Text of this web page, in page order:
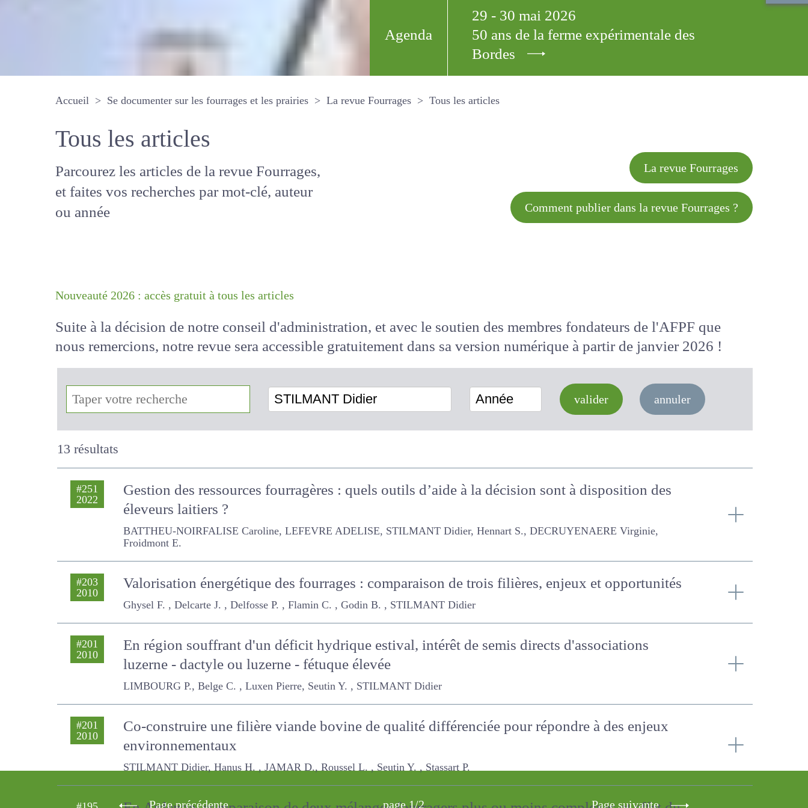
Agenda
29 - 30 mai 2026
50 ans de la ferme expérimentale des
Bordes
Accueil Se documenter sur les fourrages et les prairies La revue Fourrages Tous les articles
Tous les articles
Parcourez les articles de la revue
Fourrages, et faites vos recherches par
mot-clé, auteur ou année
La revue Fourrages
Comment publier dans la revue Fourrages ?
Suite à la décision de notre conseil d'administration, et avec le soutien des membres fondateurs de l'AFPF que
nous remercions, notre revue sera accessiblegratuitementdans sa version numériqueà partir de janvier 2026
!
STILMANT Didier Année valider annuler
13 résultats
#251
2022
Gestion des ressources fourragères : quels outils d’aide à la décision sont à disposition des
éleveurs laitiers ?
BATTHEU-NOIRFALISE Caroline, LEFEVRE ADELISE, STILMANT Didier, Hennart S., DECRUYENAERE Virginie, Froidmont E.
#203
2010
opportunités
Ghysel F. , Delcarte J. , Delfosse P. , Flamin C. , Godin B. , STILMANT Didier
#201
2010
En région souffrant d'un déficit hydrique estival, intérêt de semis directs d'associations
luzerne - dactyle ou luzerne - fétuque élevée
LIMBOURG P., Belge C. , Luxen Pierre, Seutin Y. , STILMANT Didier
#201
2010
Co-construire une filière viande bovine de qualité différenciée pour répondre à des enjeux
environnementaux
STILMANT Didier, Hanus H. , JAMAR D., Roussel L. , Seutin Y. , Stassart P.
Page précédente page 1/2 Page suivante